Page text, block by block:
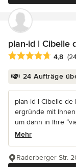
plan-id | Cibelle
Durchschnittliche
4,8
24 Aufträge
plan-id l Cibelle de
ergründe mit
um dann in Ihre
Mehr
Raderberger Str.